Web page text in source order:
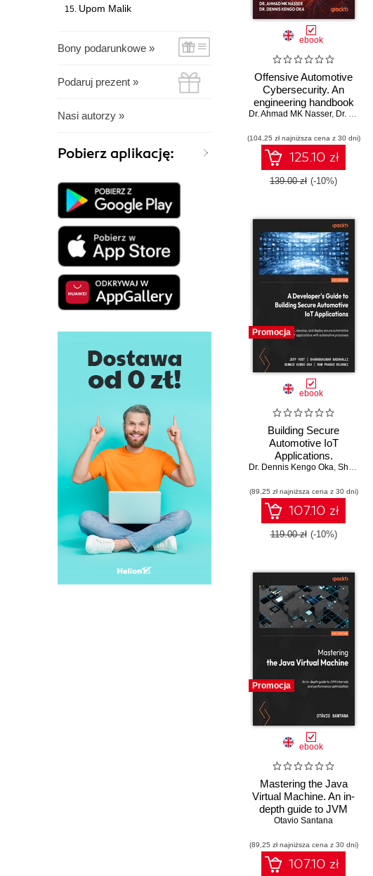
Upom Malik
Bony podarunkowe »
Podaruj prezent »
Nasi autorzy »
Pobierz aplikację:
ebook
Offensive Automotive
Cybersecurity. An
engineering handbook
for exploiting modern
Dr. Ahmad MK Nasser, Dr. Dennis Kengo Oka
(104,25 zł najniższa cena z 30 dni)
125.10 zł
139.00 zł (-10%)
Promocja
ebook
Building Secure
Automotive IoT
Applications.
Developing robust IoT
automotive software
Dr. Dennis Kengo Oka, Sharanukumar Nadahalli
(89,25 zł najniższa cena z 30 dni)
107.10 zł
119.00 zł (-10%)
Promocja
ebook
Mastering the Java
Virtual Machine. An in-
depth guide to JVM
internals and
optimization
Otavio Santana
(89,25 zł najniższa cena z 30 dni)
107.10 zł